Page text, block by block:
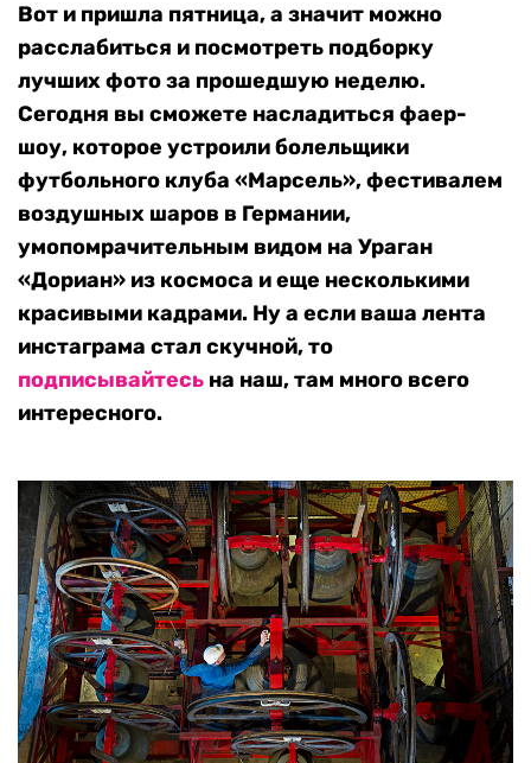
Вот и пришла пятница, а значит можно
расслабиться и посмотреть подборку
лучших фото за прошедшую неделю.
Сегодня вы сможете насладиться фаер-
шоу, которое устроили болельщики
футбольного клуба «Марсель», фестивалем
воздушных шаров в Германии,
умопомрачительным видом на Ураган
«Дориан» из космоса и еще несколькими
красивыми кадрами. Ну а если ваша лента
инстаграма стал скучной, то
подписывайтесь на наш, там много всего
интересного.